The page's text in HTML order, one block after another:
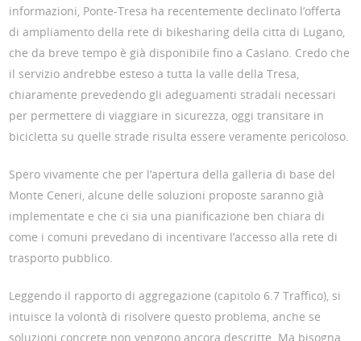
informazioni, Ponte-Tresa ha recentemente declinato l’offerta
di ampliamento della rete di bikesharing della citta di Lugano,
che da breve tempo è già disponibile fino a Caslano. Credo che
il servizio andrebbe esteso a tutta la valle della Tresa,
chiaramente prevedendo gli adeguamenti stradali necessari
per permettere di viaggiare in sicurezza, oggi transitare in
bicicletta su quelle strade risulta essere veramente pericoloso.
Spero vivamente che per l’apertura della galleria di base del
Monte Ceneri, alcune delle soluzioni proposte saranno già
implementate e che ci sia una pianificazione ben chiara di
come i comuni prevedano di incentivare l’accesso alla rete di
trasporto pubblico.
Leggendo il rapporto di aggregazione (capitolo 6.7 Traffico), si
intuisce la volontà di risolvere questo problema, anche se
soluzioni concrete non vengono ancora descritte. Ma bisogna